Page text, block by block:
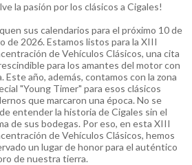
la pasión por los clásicos a Cigales!
sus calendarios para el próximo 10 de
de 2026. Estamos listos para la XIII
de Vehículos Clásicos, una cita
para los amantes del motor con
Este año, además, contamos con la zona
"Young Timer" para esos clásicos
que marcaron una época. No se
entender la historia de Cigales sin el
de sus bodegas. Por eso, en esta XIII
de Vehículos Clásicos, hemos
un lugar de honor para el auténtico
de nuestra tierra.